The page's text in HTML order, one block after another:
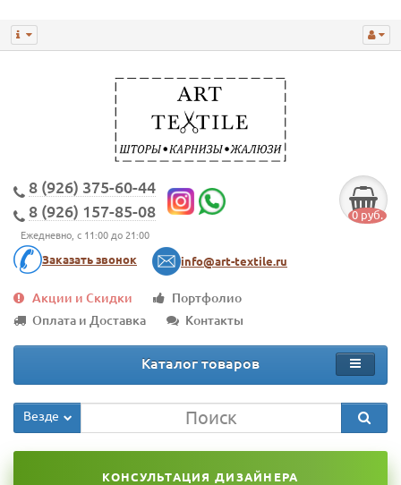
8 (926) 375-60-44
8 (926) 157-85-08
Ежедневно, с 11:00 до 21:00
Заказать звонок info@art-textile.ru
0 руб.
Акции и Скидки
Портфолио
Оплата и Доставка
Контакты
Каталог товаров
Везде
КОНСУЛЬТАЦИЯ ДИЗАЙНЕРА